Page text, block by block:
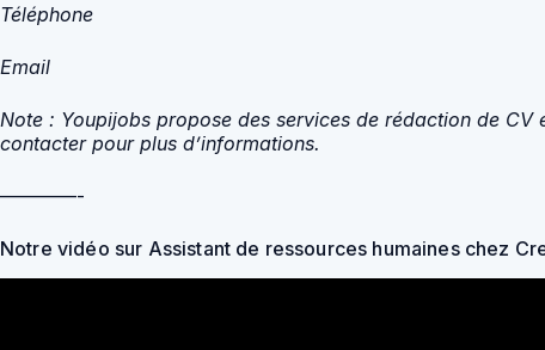
Téléphone
Email
Note : Youpijobs propose des services de rédaction de
contacter pour plus d’informations.
————-
Notre vidéo sur Assistant de ressources humaines chez